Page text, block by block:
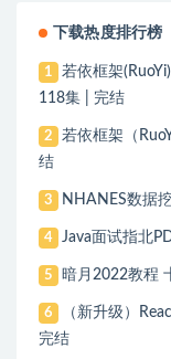
下载热度排行榜
1
若依框架
118集 | 完结
2
若依框架（
结
3 NHANES数据
4 Java面试指北
5 暗月2022教程
6
（新升级）
完结